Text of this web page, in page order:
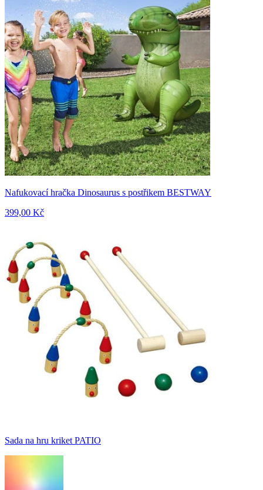
Nafukovací hračka Dinosaurus s postřikem BESTWAY
399,00 Kč
Sada na hru kriket PATIO